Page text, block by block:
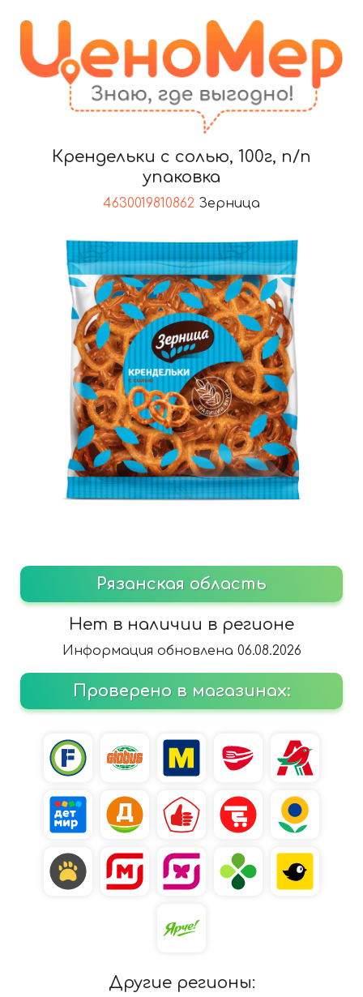
Крендельки с солью, 100г, п/п
упаковка
4630019810862 Зерница
Рязанская область
Нет в наличии в регионе
Информация обновлена 06.08.2026
Проверено в магазинах:
Другие регионы: